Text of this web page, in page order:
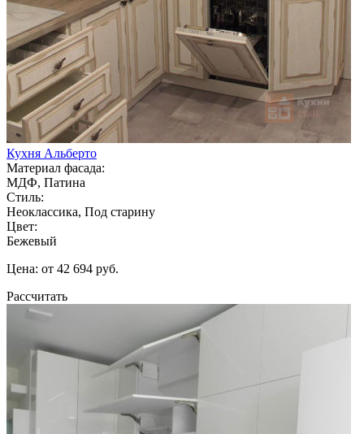
Кухня Альберто
Материал фасада:
МДФ, Патина
Стиль:
Неоклассика, Под старину
Цвет:
Бежевый
Цена: от 42 694 руб.
Рассчитать